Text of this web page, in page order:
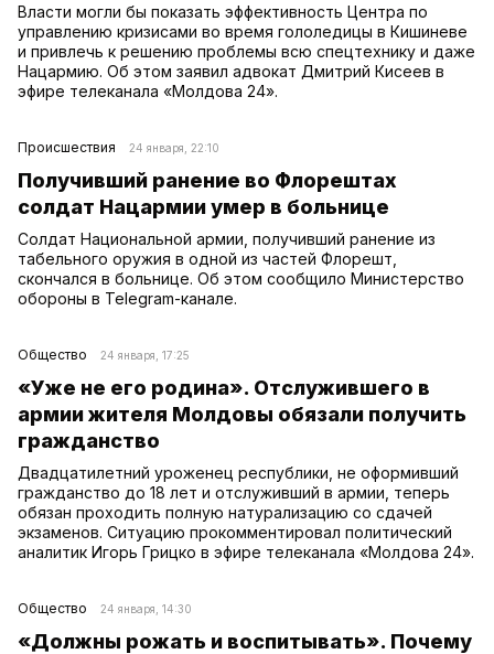
Власти могли бы показать эффективность Центра по
управлению кризисами во время гололедицы в Кишиневе
и привлечь к решению проблемы всю спецтехнику и даже
Нацармию. Об этом заявил адвокат Дмитрий Кисеев в
эфире телеканала «Молдова 24».
Происшествия 24 января, 22:10
Получивший ранение во Флорештах
солдат Нацармии умер в больнице
Солдат Национальной армии, получивший ранение из
табельного оружия в одной из частей Флорешт,
скончался в больнице. Об этом сообщило Министерство
обороны в Telegram-канале.
Общество 24 января, 17:25
«Уже не его родина». Отслужившего в
армии жителя Молдовы обязали получить
гражданство
Двадцатилетний уроженец республики, не оформивший
гражданство до 18 лет и отслуживший в армии, теперь
обязан проходить полную натурализацию со сдачей
экзаменов. Ситуацию прокомментировал политический
аналитик Игорь Грицко в эфире телеканала «Молдова 24».
Общество 24 января, 14:30
«Должны рожать и воспитывать». Почему